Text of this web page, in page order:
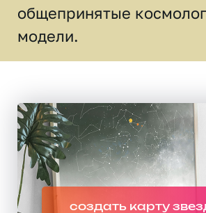
общепринятые
модели.
создать карту